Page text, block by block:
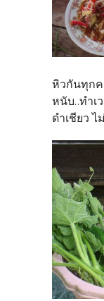
หิวกันทุก
หนับ..ทำเ
ดำเชียว ไ